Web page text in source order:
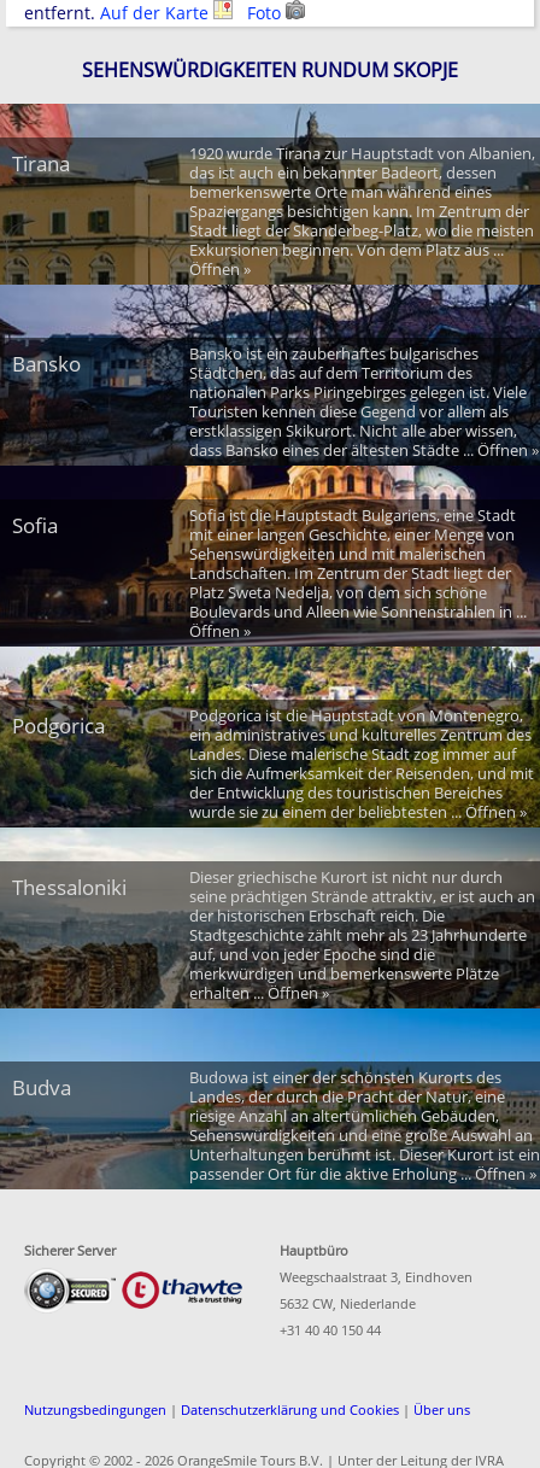
entfernt. Auf der Karte Foto
SEHENSWÜRDIGKEITEN RUNDUM SKOPJE
Tirana
1920 wurde Tirana zur Hauptstadt von Albanien,
das ist auch ein bekannter Badeort, dessen
bemerkenswerte Orte man während eines
Spaziergangs besichtigen kann. Im Zentrum der
Stadt liegt der Skanderbeg-Platz, wo die meisten
Exkursionen beginnen. Von dem Platz aus ...
Öffnen »
Bansko
Bansko ist ein zauberhaftes bulgarisches
Städtchen, das auf dem Territorium des
nationalen Parks Piringebirges gelegen ist. Viele
Touristen kennen diese Gegend vor allem als
erstklassigen Skikurort. Nicht alle aber wissen,
dass Bansko eines der ältesten Städte ... Öffnen »
Sofia
Sofia ist die Hauptstadt Bulgariens, eine Stadt
mit einer langen Geschichte, einer Menge von
Sehenswürdigkeiten und mit malerischen
Landschaften. Im Zentrum der Stadt liegt der
Platz Sweta Nedelja, von dem sich schöne
Boulevards und Alleen wie Sonnenstrahlen in ...
Öffnen »
Podgorica
Podgorica ist die Hauptstadt von Montenegro,
ein administratives und kulturelles Zentrum des
Landes. Diese malerische Stadt zog immer auf
sich die Aufmerksamkeit der Reisenden, und mit
der Entwicklung des touristischen Bereiches
wurde sie zu einem der beliebtesten ... Öffnen »
Thessaloniki
Dieser griechische Kurort ist nicht nur durch
seine prächtigen Strände attraktiv, er ist auch an
der historischen Erbschaft reich. Die
Stadtgeschichte zählt mehr als 23 Jahrhunderte
auf, und von jeder Epoche sind die
merkwürdigen und bemerkenswerte Plätze
erhalten ... Öffnen »
Budva
Budowa ist einer der schönsten Kurorts des
Landes, der durch die Pracht der Natur, eine
riesige Anzahl an altertümlichen Gebäuden,
Sehenswürdigkeiten und eine große Auswahl an
Unterhaltungen berühmt ist. Dieser Kurort ist ein
passender Ort für die aktive Erholung ... Öffnen »
Sicherer Server
Hauptbüro
Weegschaalstraat 3, Eindhoven
5632 CW, Niederlande
+31 40 40 150 44
Nutzungsbedingungen | Datenschutzerklärung und Cookies | Über uns
Copyright © 2002 - 2026 OrangeSmile Tours B.V. | Unter der Leitung der IVRA